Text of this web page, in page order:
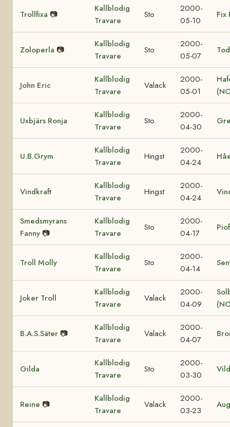
Trollfixa 📷
Kallblodig
Travare
Sto
2000-
05-10
Fix
Zoloperla 📷
Kallblodig
Travare
Sto
2000-
05-07
John Eric
Kallblodig
Travare
Valack
2000-
05-01
Uxbjärs Ronja
Kallblodig
Travare
Sto
2000-
04-30
U.B.Grym
Kallblodig
Travare
Hingst
2000-
04-24
Vindkraft
Kallblodig
Travare
Hingst
2000-
04-24
Smedsmyrans
Fanny 📷
Kallblodig
Travare
Sto
2000-
04-17
Troll Molly
Kallblodig
Travare
Sto
2000-
04-14
Joker Troll
Kallblodig
Travare
Valack
2000-
04-09
B.A.S.Säter 📷
Kallblodig
Travare
Valack
2000-
04-07
Gilda
Kallblodig
Travare
Sto
2000-
03-30
Reine 📷
Kallblodig
Travare
Valack
2000-
03-23